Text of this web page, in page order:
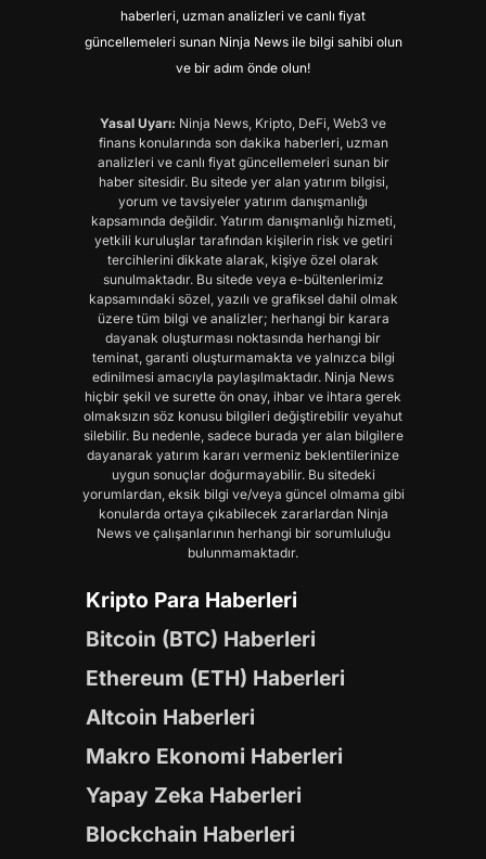
haberleri, uzman analizleri ve canlı fiyat
güncellemeleri sunan Ninja News ile bilgi sahibi olun
ve bir adım önde olun!
Yasal Uyarı: Ninja News, Kripto, DeFi, Web3 ve
finans konularında son dakika haberleri, uzman
analizleri ve canlı fiyat güncellemeleri sunan bir
haber sitesidir. Bu sitede yer alan yatırım bilgisi,
yorum ve tavsiyeler yatırım danışmanlığı
kapsamında değildir. Yatırım danışmanlığı hizmeti,
yetkili kuruluşlar tarafından kişilerin risk ve getiri
tercihlerini dikkate alarak, kişiye özel olarak
sunulmaktadır. Bu sitede veya e-bültenlerimiz
kapsamındaki sözel, yazılı ve grafiksel dahil olmak
üzere tüm bilgi ve analizler; herhangi bir karara
dayanak oluşturması noktasında herhangi bir
teminat, garanti oluşturmamakta ve yalnızca bilgi
edinilmesi amacıyla paylaşılmaktadır. Ninja News
hiçbir şekil ve surette ön onay, ihbar ve ihtara gerek
olmaksızın söz konusu bilgileri değiştirebilir veyahut
silebilir. Bu nedenle, sadece burada yer alan bilgilere
dayanarak yatırım kararı vermeniz beklentilerinize
uygun sonuçlar doğurmayabilir. Bu sitedeki
yorumlardan, eksik bilgi ve/veya güncel olmama gibi
konularda ortaya çıkabilecek zararlardan Ninja
News ve çalışanlarının herhangi bir sorumluluğu
bulunmamaktadır.
Kripto Para Haberleri
Bitcoin (BTC) Haberleri
Ethereum (ETH) Haberleri
Altcoin Haberleri
Makro Ekonomi Haberleri
Yapay Zeka Haberleri
Blockchain Haberleri